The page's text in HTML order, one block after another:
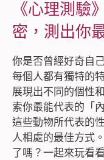
《心理測驗
密，測出你
你是否曾經好奇自
每個人都有獨特的
展現出不同的個性
索你最能代表的「
這些動物所代表的
人相處的最佳方式
了嗎？一起來玩看